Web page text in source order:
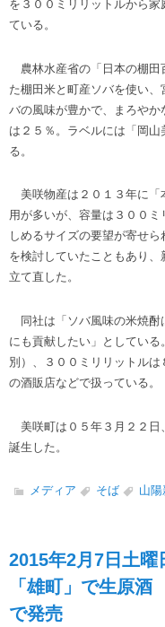
を３００ミリリットルから
ている。
農林水産省の「日本の棚田
た棚田米と町産ソバを使い
バの風味が豊かで、まろや
は２５％。ラベルには「岡
る。
美咲物産は２０１３年に
用が多いが、容量は３００
しめるサイズの要望が寄せ
を検討していたこともあり
立て直した。
同社は「ソバ風味の米焼酎
にも貢献したい」としてい
別）、３００ミリリットル
の酒販店などで扱っている。
美咲町は０５年３月２２日
誕生した。
メディア そば 山陽
2015年2月7日土
「雄町」で生原
で発売